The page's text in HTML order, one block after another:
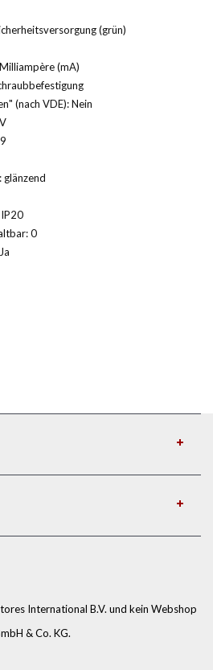
(grün)
(mA)
(nach VDE): Nein
glänzend
0
International B.V. und kein Webshop
& Co. KG.